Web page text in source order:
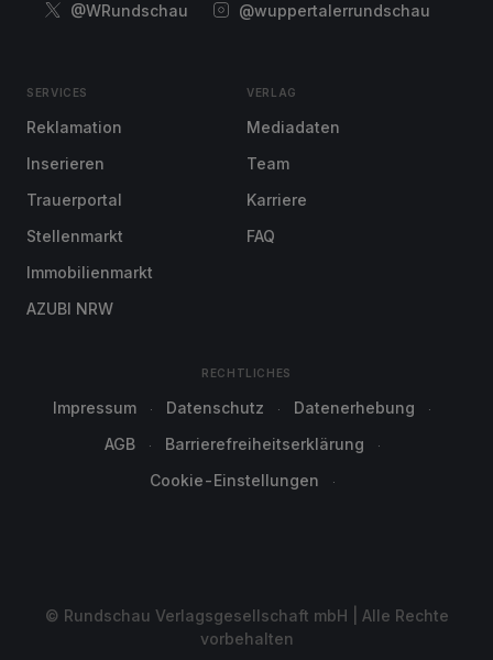
@WRundschau
@wuppertalerrundschau
SERVICES
Reklamation
Inserieren
Trauerportal
Stellenmarkt
Immobilienmarkt
AZUBI NRW
VERLAG
Mediadaten
Team
Karriere
FAQ
RECHTLICHES
Impressum Datenschutz
Datenerhebung
AGB
Barrierefreiheitserklärung
Cookie-Einstellungen
© Rundschau Verlagsgesellschaft mbH | Alle Rechte
vorbehalten